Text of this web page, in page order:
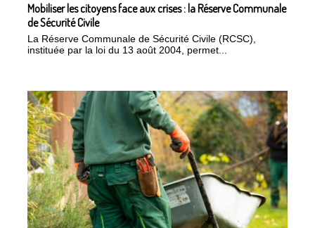
Mobiliser les citoyens face aux crises : la Réserve Communale
de Sécurité Civile
La Réserve Communale de Sécurité Civile (RCSC),
instituée par la loi du 13 août 2004, permet...